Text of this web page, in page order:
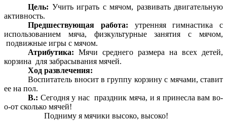
Цель: Учить играть с мячом, развивать двигательную
активность.
Предшествующая работа: утренняя гимнастика с
использованием мяча, физкультурные занятия с мячом,
подвижные игры с мячом.
Атрибутика: Мячи среднего размера на всех детей,
корзина для забрасывания мячей.
Ход развлечения:
Воспитатель вносит в группу корзину с мячами, ставит
ее на пол.
В.: Сегодня у нас праздник мяча, и я принесла вам во-
о-от сколько мячей!
Подниму я мячики высоко, высоко!